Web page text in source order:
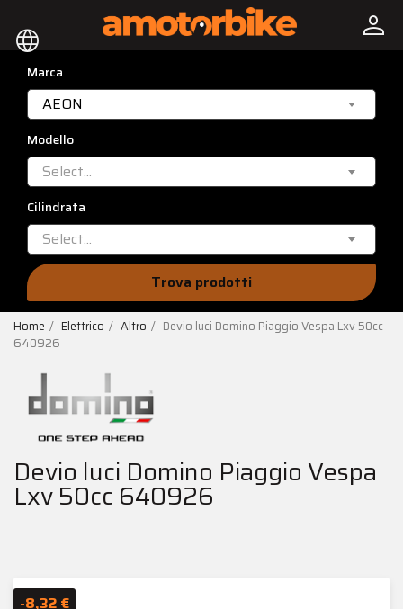
language person
Marca
AEON
Modello
Select...
Cilindrata
Select...
Trova prodotti
Home Elettrico Altro
Devio luci Domino Piaggio Vespa Lxv 50cc
640926
Devio luci Domino Piaggio Vespa
Lxv 50cc 640926
-8,32 €